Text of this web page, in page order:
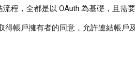
流程，全都是以 OAuth 為基礎，且需
得帳戶擁有者的同意，允許連結帳